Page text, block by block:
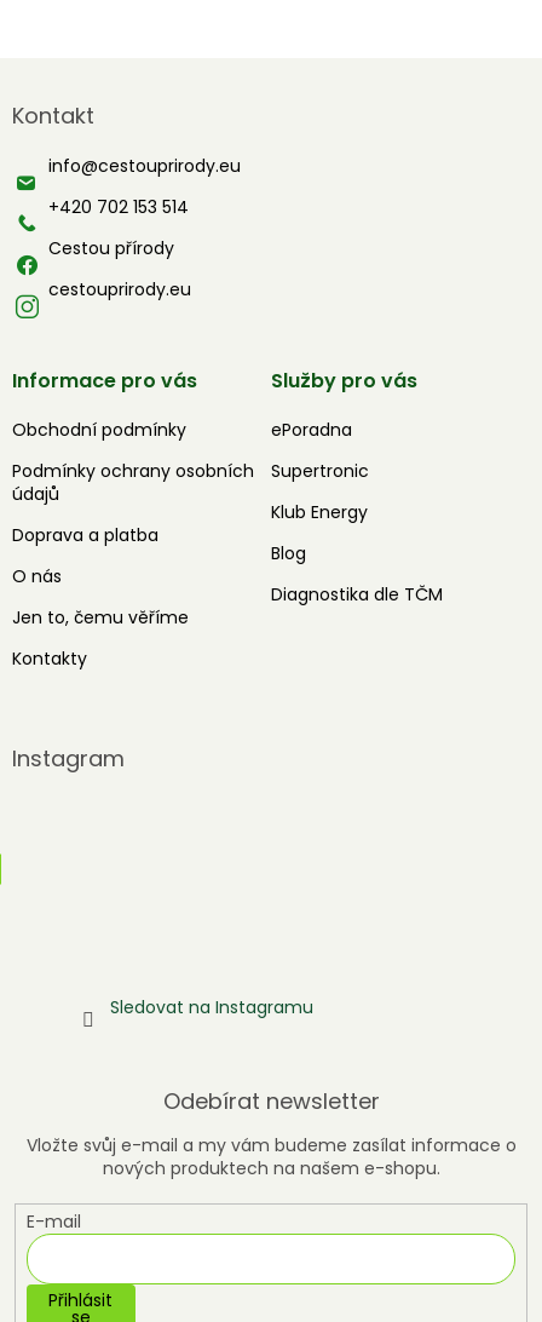
p
t
Kontakt
info@cestouprirody.eu
+420 702 153 514
Cestou přírody
cestouprirody.eu
Informace pro vás
Obchodní podmínky
Podmínky ochrany osobních
údajů
Doprava a platba
O nás
Jen to, čemu věříme
Kontakty
Služby pro vás
ePoradna
Supertronic
Klub Energy
Blog
Diagnostika dle TČM
Instagram
Sledovat na Instagramu
Odebírat newsletter
Vložte svůj e-mail a my vám budeme zasílat informace o
nových produktech na našem e-shopu.
E-mail
Přihlásit
se